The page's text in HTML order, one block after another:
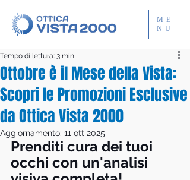
ME
NU
Ottobre è il Mese della Vista:
Scopri le Promozioni Esclusive
da Ottica Vista 2000
Tempo di lettura: 3 min
Aggiornamento: 11 ott 2025
Prenditi cura dei tuoi
occhi con un'analisi